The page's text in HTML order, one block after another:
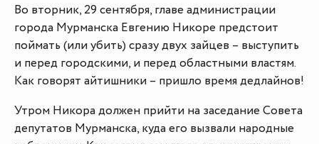
Во вторник, 29 сентября, главе администрации
города Мурманска Евгению Никоре предстоит
поймать (или убить) сразу двух зайцев – выступить
и перед городскими, и перед областными властям.
Как говорят айтишники – пришло время дедлайнов!
Утром Никора должен прийти на заседание Совета
депутатов Мурманска, куда его вызвали народные